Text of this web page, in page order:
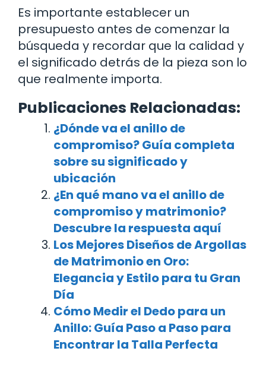
Es importante establecer un
presupuesto antes de comenzar la
búsqueda y recordar que la calidad y
el significado detrás de la pieza son lo
que realmente importa.
Publicaciones Relacionadas:
¿Dónde va el anillo de
compromiso? Guía completa
sobre su significado y
ubicación
¿En qué mano va el anillo de
compromiso y matrimonio?
Descubre la respuesta aquí
Los Mejores Diseños de Argollas
de Matrimonio en Oro:
Elegancia y Estilo para tu Gran
Día
Cómo Medir el Dedo para un
Anillo: Guía Paso a Paso para
Encontrar la Talla Perfecta